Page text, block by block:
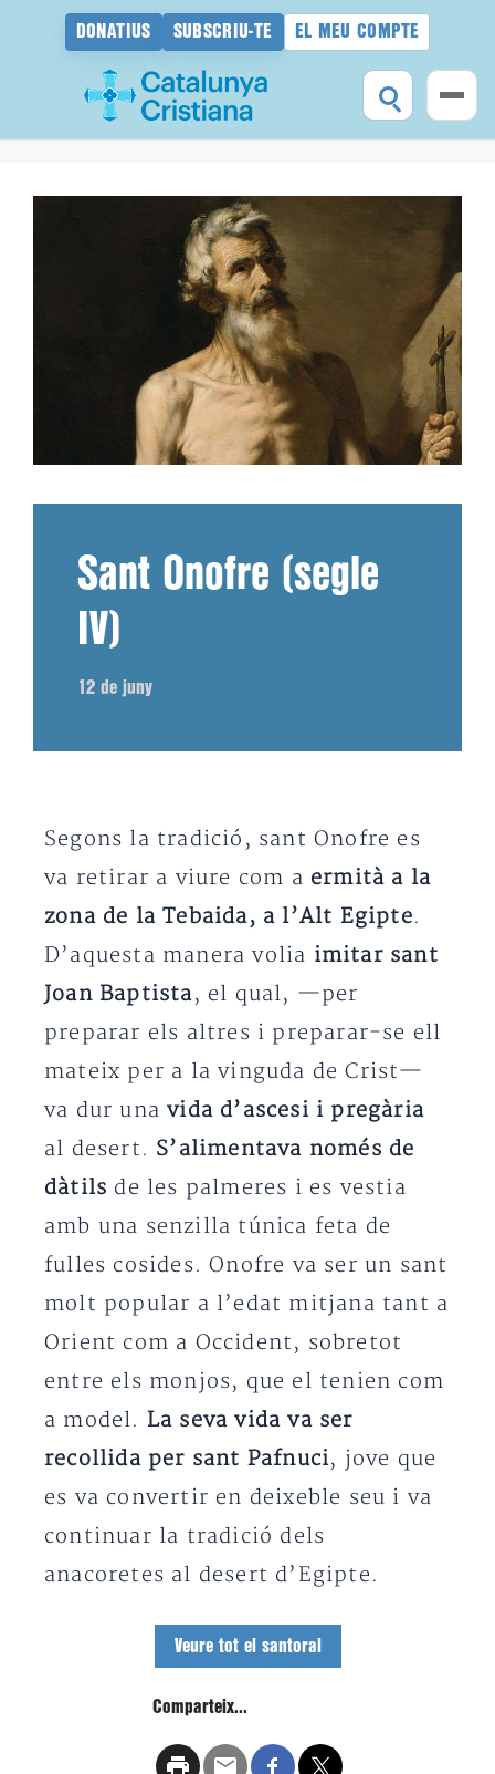
DONATIUS SUBSCRIU-TE EL MEU COMPTE
Sant Onofre (segle
IV)
12 de juny
Segons la tradició, sant Onofre es
va retirar a viure com a ermità a la
zona de la Tebaida, a l’Alt Egipte.
D’aquesta manera volia imitar sant
Joan Baptista, el qual, —per
preparar els altres i preparar-se ell
mateix per a la vinguda de Crist—
va dur unavida d’ascesi i pregària
al desert. S’alimentava només de
dàtils de les palmeres i es vestia
amb una senzilla túnica feta de
fulles cosides. Onofre va ser un sant
molt popular a l’edat mitjana tant a
Orient com a Occident, sobretot
entre els monjos, que el tenien com
a model. La seva vida va ser
recollida per sant Pafnuci, jove que
es va convertir en deixeble seu i va
continuar la tradició dels
anacoretes al desert d’Egipte.
Veure tot el santoral
Comparteix...